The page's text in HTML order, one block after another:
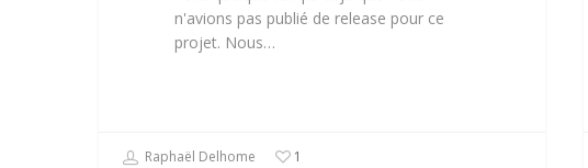
n'avions pas publié de release pour ce
projet. Nous…
Raphaël Delhome 1